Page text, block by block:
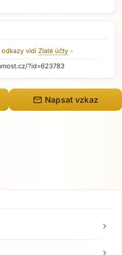
vidí Zlaté účty -
?id=623783
mail Napsat vzkaz
chevron_right